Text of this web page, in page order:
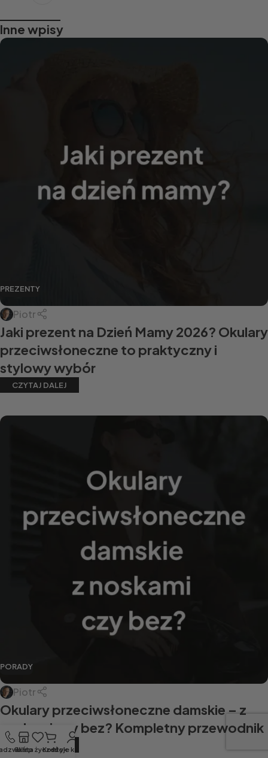
Inne wpisy
PREZENTY
Piotr
Jaki prezent na Dzień Mamy 2026? Okulary
przeciwsłoneczne to praktyczny i
stylowy wybór
CZYTAJ DALEJ
PORADY
Piotr
Okulary przeciwsłoneczne damskie – z
noskami czy bez? Kompletny przewodnik
CZYTAJ DALEJ
Sklep
Lista życzeń
Koszyk
Moje konto